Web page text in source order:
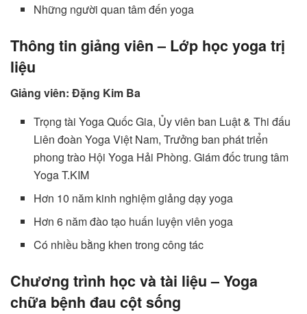
Những người quan tâm đến yoga
Thông tin giảng viên – Lớp học yoga trị
liệu
Giảng viên: Đặng Kim Ba
Trọng tài Yoga Quốc Gia, Ủy viên ban Luật & Thi đấu
Liên đoàn Yoga Việt Nam, Trưởng ban phát triển
phong trào Hội Yoga Hải Phòng. Giám đốc trung tâm
Yoga T.KIM
Hơn 10 năm kinh nghiệm giảng dạy yoga
Hơn 6 năm đào tạo huấn luyện viên yoga
Có nhiều bằng khen trong công tác
Chương trình học và tài liệu – Yoga
chữa bệnh đau cột sống